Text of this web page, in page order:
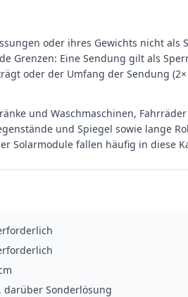
oder ihres Gewichts nicht als
Grenzen: Eine Sendung gilt als
oder der Umfang der Sendung
und Waschmaschinen,
und Spiegel sowie lange
Solarmodule fallen häufig in diese
Sonderlösung